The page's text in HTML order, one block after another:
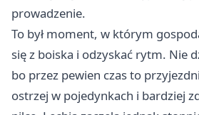
prowadzenie.
To był moment, w którym
się z boiska i odzyskać rytm. Nie
bo przez pewien czas to
ostrzej w pojedynkach i bardziej